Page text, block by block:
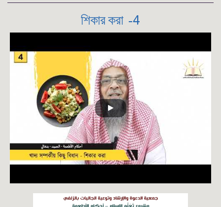
4- শিকার করা